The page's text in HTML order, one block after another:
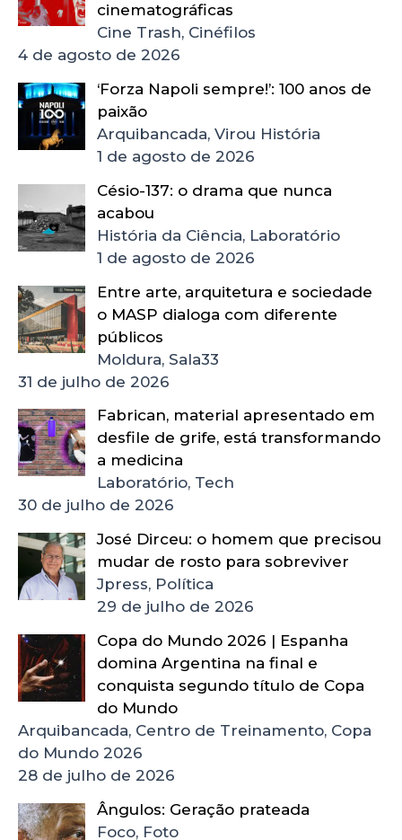
cinematográficas
Cine Trash, Cinéfilos
4 de agosto de 2026
‘Forza Napoli sempre!’: 100 anos de
paixão
Arquibancada, Virou História
1 de agosto de 2026
Césio-137: o drama que nunca
acabou
História da Ciência, Laboratório
1 de agosto de 2026
Entre arte, arquitetura e sociedade
o MASP dialoga com diferente
públicos
Moldura, Sala33
31 de julho de 2026
Fabrican, material apresentado em
desfile de grife, está transformando
a medicina
Laboratório, Tech
30 de julho de 2026
José Dirceu: o homem que precisou
mudar de rosto para sobreviver
Jpress, Política
29 de julho de 2026
Copa do Mundo 2026 | Espanha
domina Argentina na final e
conquista segundo título de Copa
do Mundo
Arquibancada, Centro de Treinamento, Copa
do Mundo 2026
28 de julho de 2026
Ângulos: Geração prateada
Foco, Foto